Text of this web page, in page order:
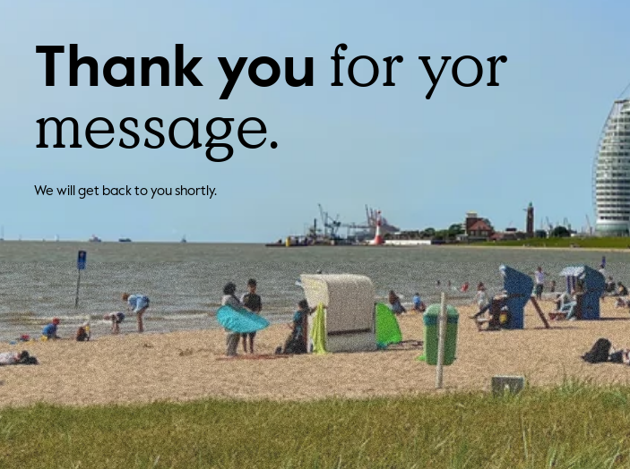
Thank you for yor
message.
We will get back to you shortly.